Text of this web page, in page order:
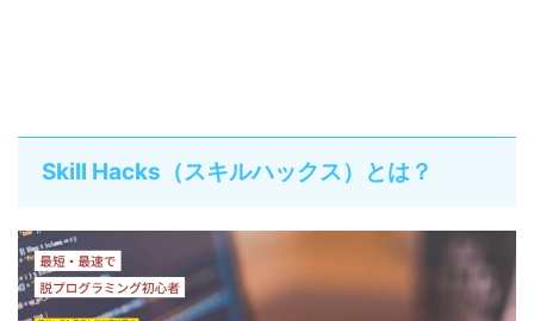
Skill Hacks（スキルハックス）とは？